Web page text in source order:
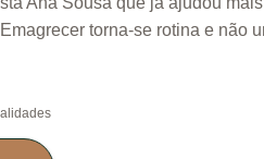
torna-se rotina e não